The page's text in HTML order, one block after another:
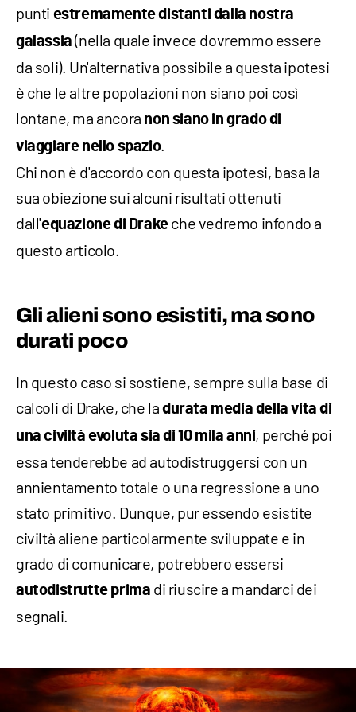
punti estremamente distanti dalla nostra
galassia (nella quale invece dovremmo essere
da soli). Un'alternativa possibile a questa ipotesi
è che le altre popolazioni non siano poi così
lontane, ma ancora non siano in grado di
viaggiare nello spazio.
Chi non è d'accordo con questa ipotesi, basa la
sua obiezione sui alcuni risultati ottenuti
dall'equazione di Drakeche vedremo infondo a
questo articolo.
Gli alieni sono esistiti, ma sono
durati poco
In questo caso si sostiene, sempre sulla base di
calcoli di Drake, che ladurata media della vita di
una civiltà evoluta sia di 10 mila anni, perché poi
essa tenderebbe ad autodistruggersi con un
annientamento totale o una regressione a uno
stato primitivo. Dunque, pur essendo esistite
civiltà aliene particolarmente sviluppate e in
grado di comunicare, potrebbero essersi
autodistrutte prima di riuscire a mandarci dei
segnali.